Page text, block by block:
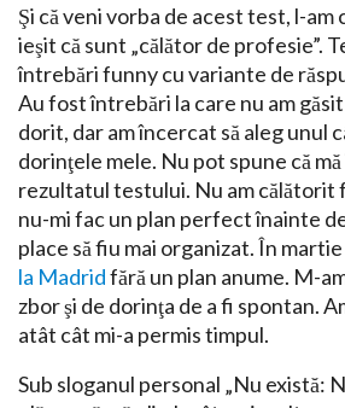
Şi că veni vorba de acest test, l-am
ieşit că sunt „călător de profesie”.
întrebări funny cu variante de
Au fost întrebări la care nu am
dorit, dar am încercat să aleg unul
dorinţele mele. Nu pot spune că
rezultatul testului. Nu am călătorit
nu-mi fac un plan perfect înainte
place să fiu mai organizat. În
la Madridfără un plan anume. M-
zbor şi de dorinţa de a fi spontan.
atât cât mi-a permis timpul.
Sub sloganul personal „Nu există: